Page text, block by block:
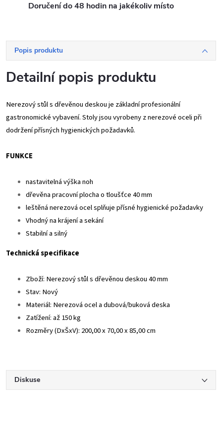
Doručení do 48 hodin na jakékoliv místo
Popis produktu
Detailní popis produktu
Nerezový stůl s dřevěnou deskou je základní profesionální
gastronomické vybavení. Stoly jsou vyrobeny z nerezové oceli při
dodržení přísných hygienických požadavků.
FUNKCE
nastavitelná výška noh
dřevěna pracovní plocha o tloušťce 40 mm
leštěná nerezová ocel splňuje přísné hygienické požadavky
Vhodný na krájení a sekání
Stabilní a silný
Technická specifikace
Zboží: Nerezový stůl s dřevěnou deskou 40 mm
Stav: Nový
Materiál: Nerezová ocel a dubová/buková deska
Zatížení: až 150 kg
Rozměry (DxŠxV): 200,00 x 70,00 x 85,00 cm
Diskuse